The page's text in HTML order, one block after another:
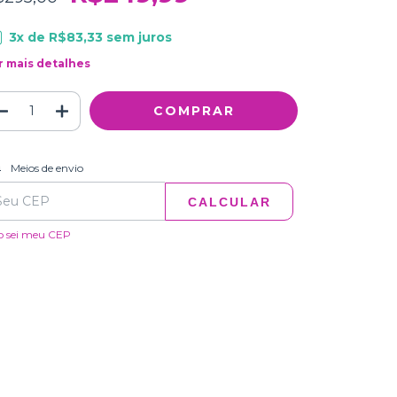
3x de R$83,33sem juros
mais detalhes
para o CEP:
Meios de envio
CALCULAR
sei meu CEP